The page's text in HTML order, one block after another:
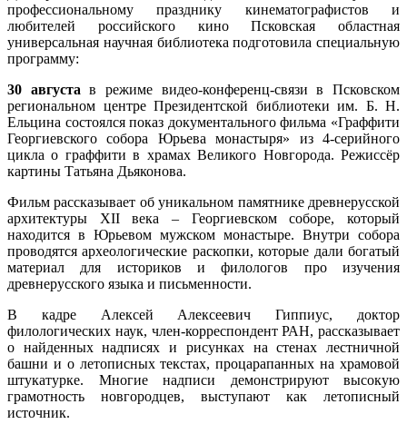
профессиональному празднику кинематографистов и
любителей российского кино Псковская областная
универсальная научная библиотека подготовила специальную
программу:
30 августав режиме видео-конференц-связи в Псковском
региональном центре Президентской библиотеки им. Б. Н.
Ельцина состоялся показ документального фильма «Граффити
Георгиевского собора Юрьева монастыря» из 4-серийного
цикла о граффити в храмах Великого Новгорода. Режиссёр
картины Татьяна Дьяконова.
Фильм рассказывает об уникальном памятнике древнерусской
архитектуры ХII века – Георгиевском соборе, который
находится в Юрьевом мужском монастыре. Внутри собора
проводятся археологические раскопки, которые дали богатый
материал для историков и филологов про изучения
древнерусского языка и письменности.
В кадре Алексей Алексеевич Гиппиус, доктор
филологических наук, член-корреспондент РАН, рассказывает
о найденных надписях и рисунках на стенах лестничной
башни и о летописных текстах, процарапанных на храмовой
штукатурке. Многие надписи демонстрируют высокую
грамотность новгородцев, выступают как летописный
источник.